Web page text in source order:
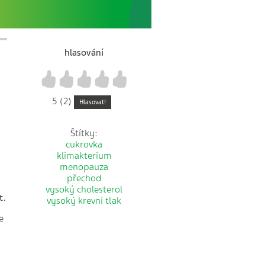
hlasování
4
3
2
1
5 (2) Hlasovat!
Štítky:
cukrovka
klimakterium
menopauza
přechod
vysoký cholesterol
vysoký krevní tlak